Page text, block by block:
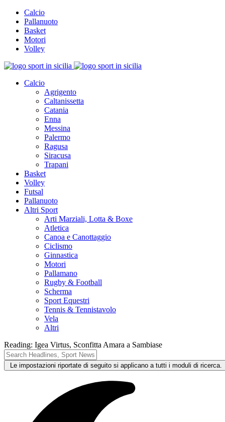
Calcio
Pallanuoto
Basket
Motori
Volley
Calcio
Agrigento
Caltanissetta
Catania
Enna
Messina
Palermo
Ragusa
Siracusa
Trapani
Basket
Volley
Futsal
Pallanuoto
Altri Sport
Arti Marziali, Lotta & Boxe
Atletica
Canoa e Canottaggio
Ciclismo
Ginnastica
Motori
Pallamano
Rugby & Football
Scherma
Sport Equestri
Tennis & Tennistavolo
Vela
Altri
Reading: Igea Virtus, Sconfitta Amara a Sambiase